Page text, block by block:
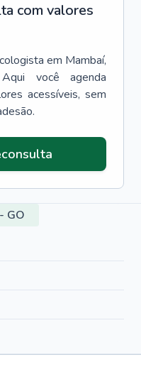
com valores
em Mambaí,
você agenda
acessíveis, sem
GO